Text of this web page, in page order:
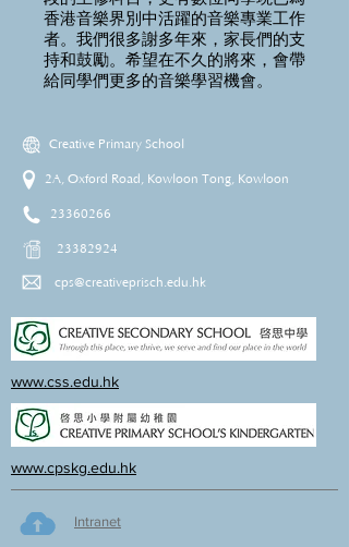
香港音樂界別中活躍的音樂專業工作
者。我們很多謝多年來，家長們的支
持和鼓勵。希望在不久的將來，會帶
給同學們更多的音樂學習機會。
Creative Primary School
2A, Oxford Road, Kowloon Tong, Kowloon
23360266
23382924
cps@creativeprisch.edu.hk
www.css.edu.hk
www.cpskg.edu.hk
Intranet